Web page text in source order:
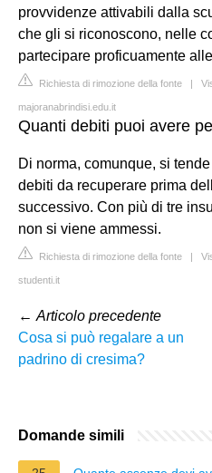
provvidenze attivabili dalla
che gli si riconoscono, nelle
partecipare proficuamente
Richiesta di rimozione della fonte |
majoranabrindisi.edu.it
Quanti debiti puoi avere
Di norma, comunque, si
debiti da recuperare prima
successivo. Con più di tre
non si viene ammessi.
Richiesta di rimozione della fonte |
studenti.it
← Articolo precedente
Cosa si può regalare a un
padrino di cresima?
Domande simili